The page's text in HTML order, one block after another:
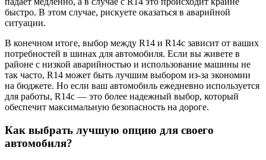
быстро. В этом случае, рискуете оказаться в аварийной
ситуации.
В конечном итоге, выбор между R14 и R14c зависит от ваших
потребностей в шинах для автомобиля. Если вы живете в
районе с низкой аварийностью и использование машины не
так часто, R14 может быть лучшим выбором из-за экономии
на бюджете. Но если ваш автомобиль ежедневно используется
для работы, R14c — это более надежный выбор, который
обеспечит максимальную безопасность на дороге.
Как выбрать лучшую опцию для своего
автомобиля?